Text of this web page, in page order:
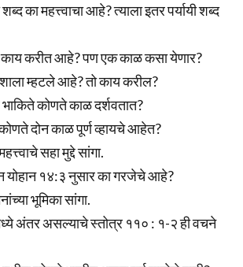
का महत्त्वाचा आहे? त्याला इतर पर्यायी शब्द
काय करीत आहे? पण एक काळ कसा येणार?
म्हटले आहे? तो काय करील?
भाकिते कोणते काळ दर्शवतात?
दोन काळ पूर्ण व्हायचे आहेत?
सहा मुद्दे सांगा.
योहान १४:३ नुसार का गरजेचे आहे?
भूमिका सांगा.
अंतर असल्याचे स्तोत्र ११० : १-२ ही वचने